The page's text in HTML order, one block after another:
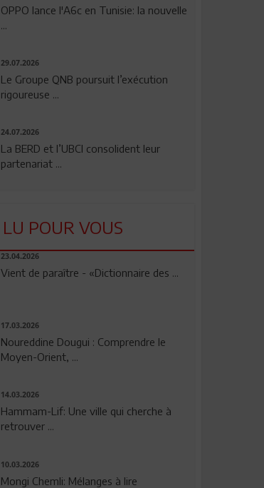
OPPO lance l'A6c en Tunisie: la nouvelle
...
29.07.2026
Le Groupe QNB poursuit l’exécution
rigoureuse ...
24.07.2026
La BERD et l’UBCI consolident leur
partenariat ...
LU POUR VOUS
23.04.2026
Vient de paraître - «Dictionnaire des ...
17.03.2026
Noureddine Dougui : Comprendre le
Moyen-Orient, ...
14.03.2026
Hammam-Lif: Une ville qui cherche à
retrouver ...
10.03.2026
Mongi Chemli: Mélanges à lire